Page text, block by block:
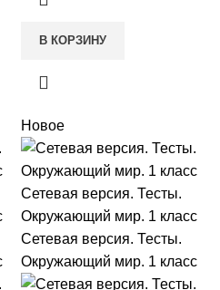
В КОРЗИНУ
Новое